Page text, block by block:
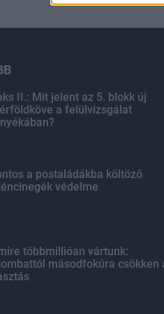
II.: Mit jelent az 5. blokk új
a felülvizsgálat
a postaládákba költöző
védelme
többmillióan vártunk:
másodfokúra csökken